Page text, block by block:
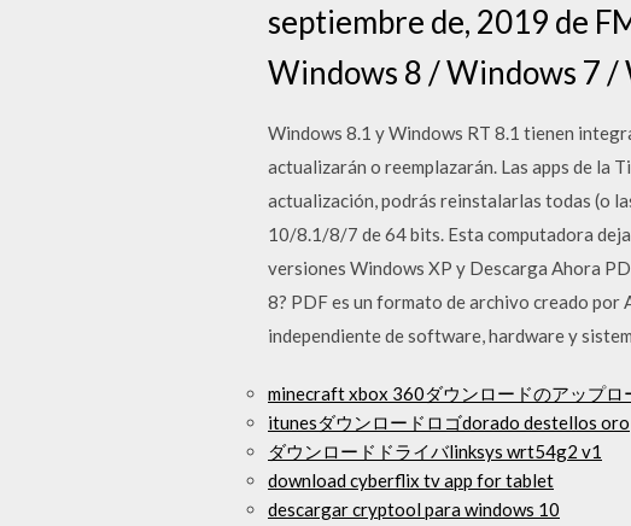
septiembre de, 2019 de
Windows 8 / Windows 7 /
Windows 8.1 y Windows RT 8.1 tienen
actualizarán o reemplazarán. Las apps de la
actualización, podrás reinstalarlas todas (o
10/8.1/8/7 de 64 bits. Esta computadora
versiones Windows XP y Descarga Ahora
8? PDF es un formato de archivo creado por
independiente de software, hardware y
minecraft xbox 360ダウンロードのアップロ
itunesダウンロードロゴdorado destellos oro
ダウンロードドライバlinksys wrt54g2 v1
download cyberflix tv app for tablet
descargar cryptool para windows 10